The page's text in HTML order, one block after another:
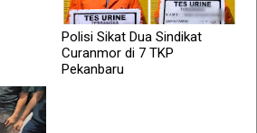
Polisi Sikat Dua Sindikat
Curanmor di 7 TKP
Pekanbaru